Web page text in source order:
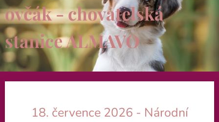
ovčák - chovatelská
stanice ALMAVO
18. července 2026 - Národní